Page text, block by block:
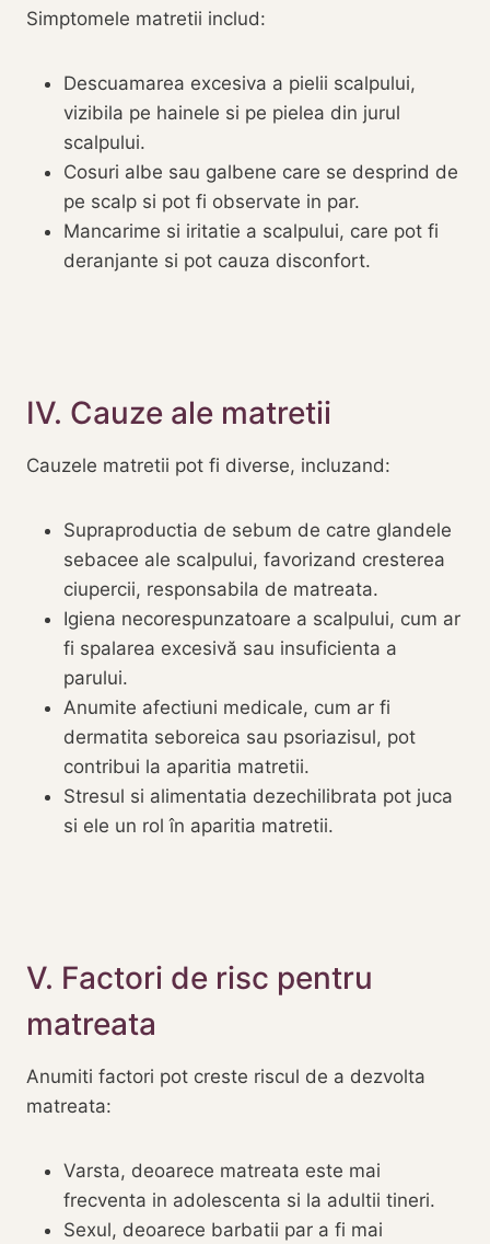
Simptomele matretii includ:
Descuamarea excesiva a pielii scalpului,
vizibila pe hainele si pe pielea din jurul
scalpului.
Cosuri albe sau galbene care se desprind de
pe scalp si pot fi observate in par.
Mancarime si iritatie a scalpului, care pot fi
deranjante si pot cauza disconfort.
IV. Cauze ale matretii
Cauzele matretii pot fi diverse, incluzand:
Supraproductia de sebum de catre glandele
sebacee ale scalpului, favorizand cresterea
ciupercii, responsabila de matreata.
Igiena necorespunzatoare a scalpului, cum ar
fi spalarea excesivă sau insuficienta a
parului.
Anumite afectiuni medicale, cum ar fi
dermatita seboreica sau psoriazisul, pot
contribui la aparitia matretii.
Stresul si alimentatia dezechilibrata pot juca
si ele un rol în aparitia matretii.
V. Factori de risc pentru
matreata
Anumiti factori pot creste riscul de a dezvolta
matreata:
Varsta, deoarece matreata este mai
frecventa in adolescenta si la adultii tineri.
Sexul, deoarece barbatii par a fi mai